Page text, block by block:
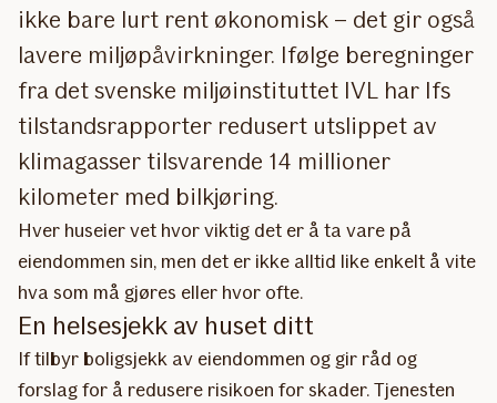
ikke bare lurt rent økonomisk – det gir også
lavere miljøpåvirkninger. Ifølge beregninger
fra det svenske miljøinstituttet IVL har Ifs
tilstandsrapporter redusert utslippet av
klimagasser tilsvarende 14 millioner
kilometer med bilkjøring.
Hver huseier vet hvor viktig det er å ta vare på
eiendommen sin, men det er ikke alltid like enkelt å vite
hva som må gjøres eller hvor ofte.
En helsesjekk av huset ditt
If tilbyr boligsjekk av eiendommen og gir råd og
forslag for å redusere risikoen for skader. Tjenesten